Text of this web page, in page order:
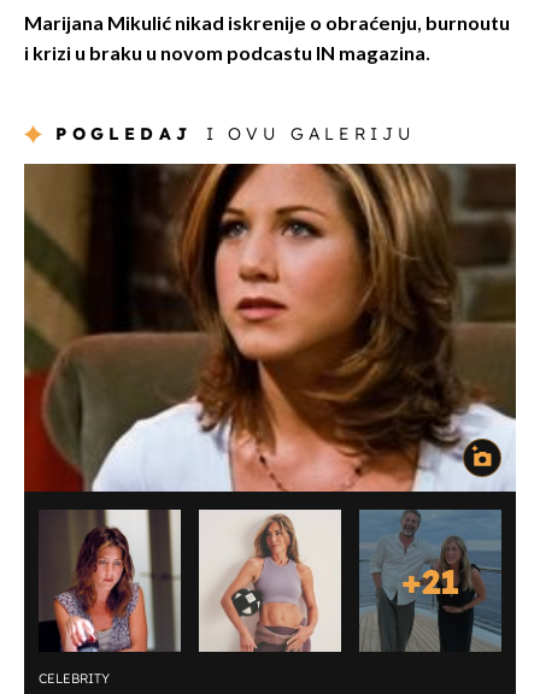
Marijana Mikulić nikad iskrenije o obraćenju, burnoutu
i krizi u braku u novom podcastu IN magazina.
POGLEDAJ I OVU GALERIJU
+21
CELEBRITY